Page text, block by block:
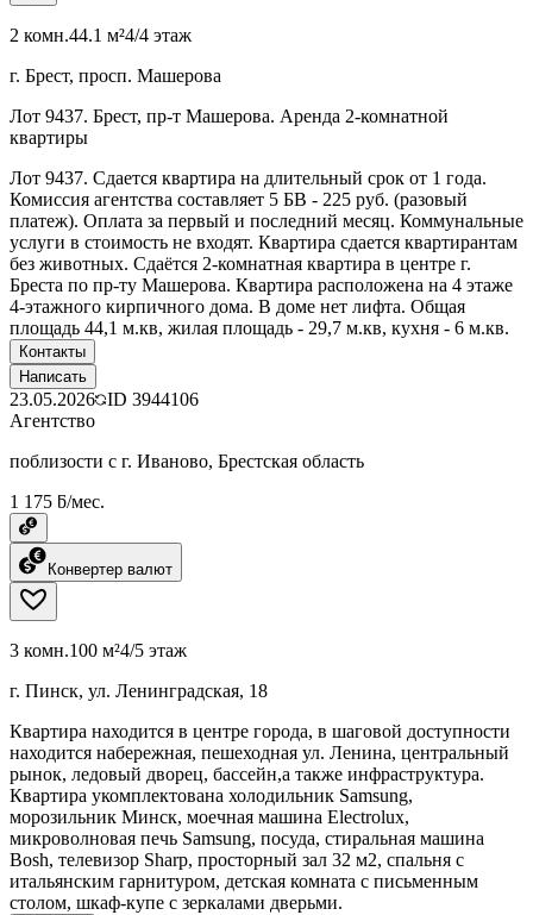
2 комн.44.1 м²4/4 этаж
г. Брест, просп. Машерова
Лот 9437. Брест, пр-т Машерова. Аренда 2-комнатной
квартиры
Лот 9437. Сдается квартира на длительный срок от 1 года.
Комиссия агентства составляет 5 БВ - 225 руб. (разовый
платеж). Оплата за первый и последний месяц. Коммунальные
услуги в стоимость не входят. Квартира сдается квартирантам
без животных. Сдаётся 2-комнатная квартира в центре г.
Бреста по пр-ту Машерова. Квартира расположена на 4 этаже
4-этажного кирпичного дома. В доме нет лифта. Общая
площадь 44,1 м.кв, жилая площадь - 29,7 м.кв, кухня - 6 м.кв.
Контакты
Написать
23.05.2026 ID 3944106
Агентство
поблизости с г. Иваново, Брестская область
1 175 ƃ/мес.
Конвертер валют
3 комн.100 м²4/5 этаж
г. Пинск, ул. Ленинградская, 18
Квартира находится в центре города, в шаговой доступности
находится набережная, пешеходная ул. Ленина, центральный
рынок, ледовый дворец, бассейн,а также инфраструктура.
Квартира укомплектована холодильник Samsung,
морозильник Минск, моечная машина Electrolux,
микроволновая печь Samsung, посуда, стиральная машина
Bosh, телевизор Sharp, просторный зал 32 м2, спальня с
итальянским гарнитуром, детская комната с письменным
столом, шкаф-купе с зеркалами дверьми.